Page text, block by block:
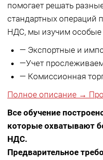
помогает решать
стандартных операций
НДС, мы изучим особые
— Экспортные и
—Учет
— Комиссионная
Полное описание →
Все обучение
которые охватывают
НДС.
Предварительное